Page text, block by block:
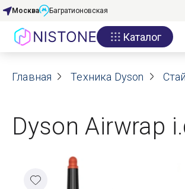
Акции
О нас
Реквизиты
Москва Багратионовская
Каталог
Главная Техника Dyson
Dyson Airwrap